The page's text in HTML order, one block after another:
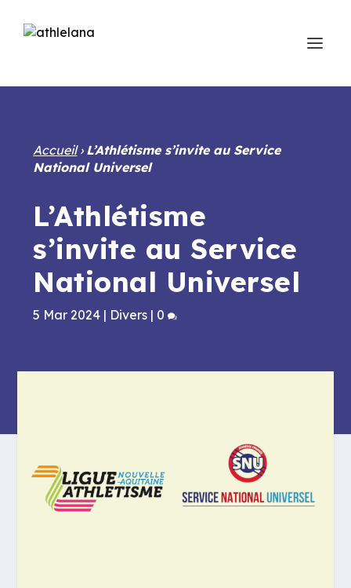
Accueil› L’Athlétisme s’invite au Service
National Universel
L’Athlétisme
s’invite au Service
National Universel
5 Mar 2024 | Divers | 0